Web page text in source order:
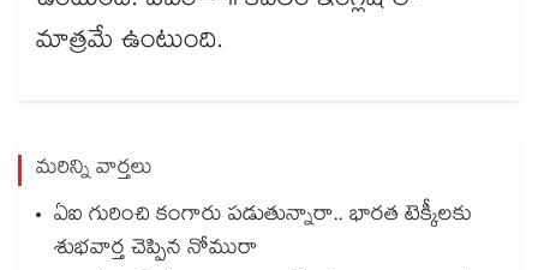
మాత్రమే ఉంటుంది.
మరిన్ని వార్తలు
ఏఐ గురించి కంగారు పడుతున్నారా.. భారత టెక్కీలకు
శుభవార్త చెప్పిన నోమురా